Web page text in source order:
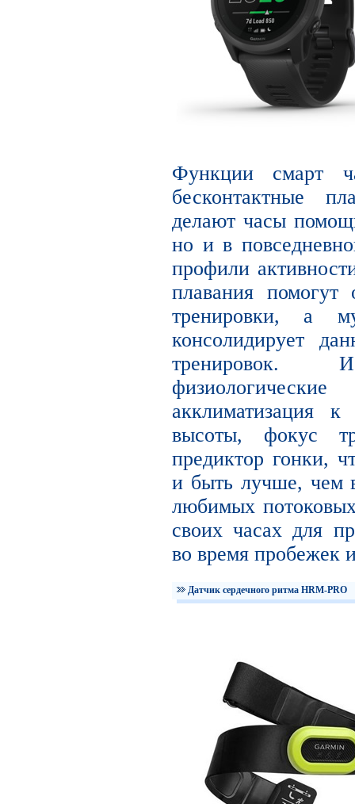
Функции смарт
бесконтактные
делают часы
но и в
профили
плавания помогут
тренировки, а
консолидирует
тренировок.
акклиматизация
высоты, фокус
предиктор гонки,
и быть лучше, чем
любимых
своих часах для
во время пробежек
Датчик сердечного ритма HRM-PRO